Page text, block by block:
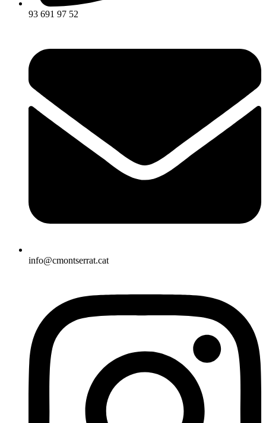
93 691 97 52
info@cmontserrat.cat